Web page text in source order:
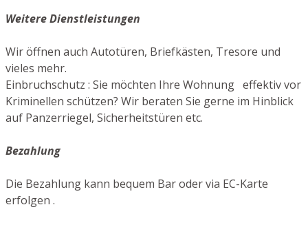
Weitere Dienstleistungen
Wir öffnen auch Autotüren, Briefkästen, Tresore und
vieles mehr.
Einbruchschutz : Sie möchten Ihre Wohnung effektiv vor
Kriminellen schützen? Wir beraten Sie gerne im Hinblick
auf Panzerriegel, Sicherheitstüren etc.
Bezahlung
Die Bezahlung kann bequem Bar oder via EC-Karte
erfolgen .